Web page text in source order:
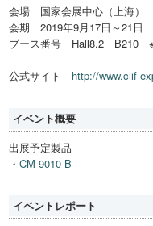
会場 国家会展中心（上海）
会期 2019年9月17日～21日
ブース番号 Hall8.2 B210
公式サイト http://www.ciif-
イベント概要
出展予定製品
・CM-9010-B
イベントレポート